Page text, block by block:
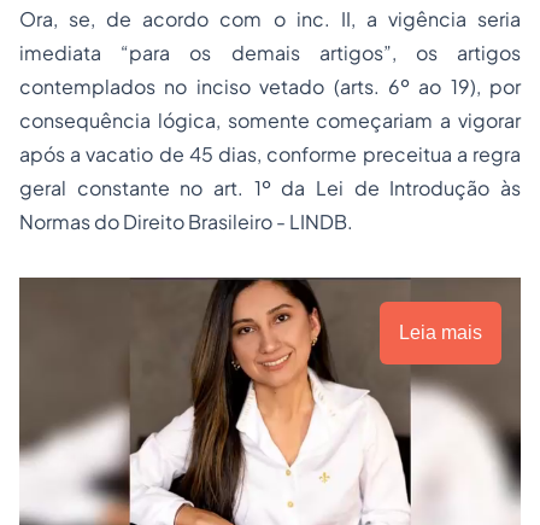
Ora, se, de acordo com o inc. II, a vigência seria
imediata “para os demais artigos”, os artigos
contemplados no inciso vetado (arts. 6º ao 19), por
consequência lógica, somente começariam a vigorar
após avacatio de 45 dias, conforme preceitua a regra
geral constante no art. 1º da Lei de Introdução às
Normas do Direito Brasileiro - LINDB.
Leia mais